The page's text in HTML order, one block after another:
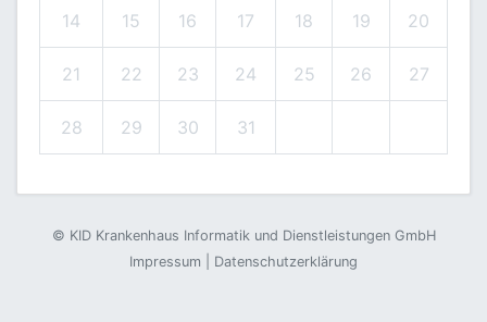
14 15 16 17 18 19 20
21 22 23 24 25 26 27
28 29 30 31
© KID Krankenhaus Informatik und Dienstleistungen GmbH
Impressum
Datenschutzerklärung